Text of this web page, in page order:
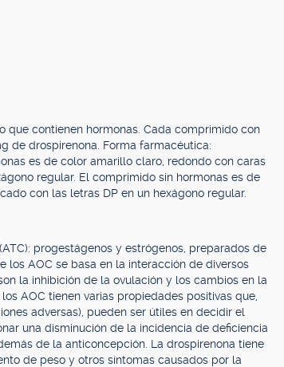
contienen hormonas. Cada comprimido con
de drospirenona. Forma farmacéutica:
es de color amarillo claro, redondo con caras
regular. El comprimido sin hormonas es de
con las letras DP en un hexágono regular.
progestágenos y estrógenos, preparados de
los AOC se basa en la interacción de diversos
la inhibición de la ovulación y los cambios en la
AOC tienen varias propiedades positivas que,
adversas), pueden ser útiles en decidir el
una disminución de la incidencia de deficiencia
de la anticoncepción. La drospirenona tiene
de peso y otros síntomas causados por la